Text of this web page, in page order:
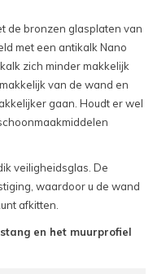
de bronzen glasplaten van
met een antikalk Nano
zich minder makkelijk
van de wand en
gaan. Houdt er wel
veiligheidsglas. De
waardoor u de wand
afkitten.
en het muurprofiel